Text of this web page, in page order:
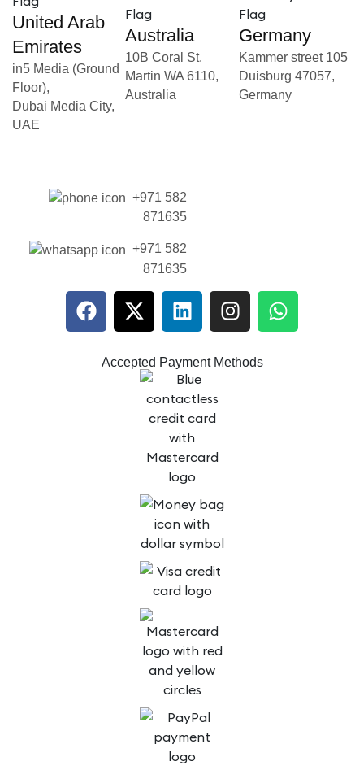
United Arab
Emirates
in5 Media (Ground
Floor),
Dubai Media City,
UAE
Australia
10B Coral St.
Martin WA 6110,
Australia
Germany
Kammer street 105
Duisburg 47057,
Germany
+971 582
871635
+971 582
871635
Accepted Payment Methods